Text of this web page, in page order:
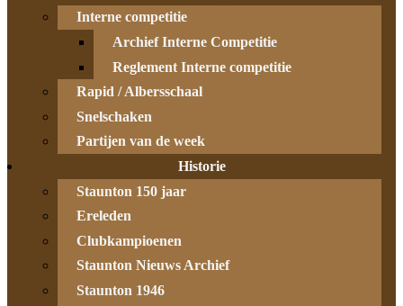
Interne competitie
Archief Interne Competitie
Reglement Interne competitie
Rapid / Albersschaal
Snelschaken
Partijen van de week
Historie
Staunton 150 jaar
Ereleden
Clubkampioenen
Staunton Nieuws Archief
Staunton 1946